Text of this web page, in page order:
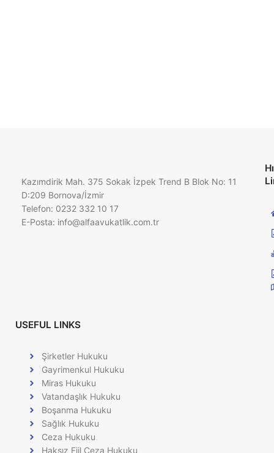
Kazımdirik Mah. 375 Sokak İzpek Trend B Blok No: 11
D:209 Bornova/İzmir
Telefon: 0232 332 10 17
E-Posta: info@alfaavukatlik.com.tr
USEFUL LINKS
Şirketler Hukuku
Gayrimenkul Hukuku
Miras Hukuku
Vatandaşlık Hukuku
Boşanma Hukuku
Sağlık Hukuku
Ceza Hukuku
Haksız Fiil Ceza Hukuku